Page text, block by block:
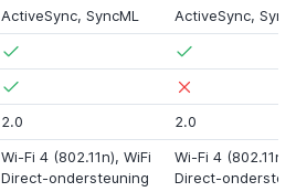
ActiveSync, SyncML
ActiveSync,
2.0
2.0
Wi-Fi 4 (802.11n), WiFi
Direct-ondersteuning
Wi-Fi 4 (802.11n)
Direct-